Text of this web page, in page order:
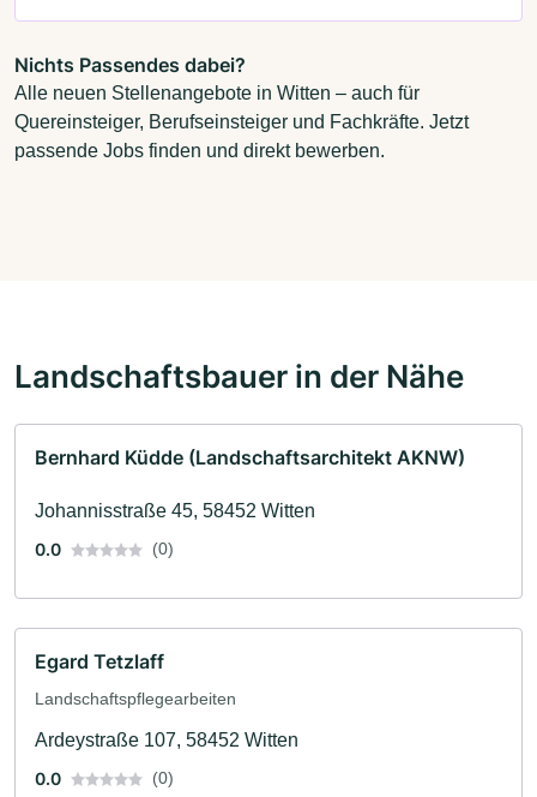
Nichts Passendes dabei?
Alle neuen Stellenangebote in Witten – auch für
Quereinsteiger, Berufseinsteiger und Fachkräfte. Jetzt
passende Jobs finden und direkt bewerben.
Landschaftsbauer in der Nähe
Bernhard Küdde (Landschaftsarchitekt AKNW)
Johannisstraße 45, 58452 Witten
0.0
(0)
Egard Tetzlaff
Landschaftspflegearbeiten
Ardeystraße 107, 58452 Witten
0.0
(0)